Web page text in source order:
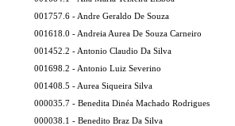
001757.6 - Andre Geraldo De Souza
001618.0 - Andreia Aurea De Souza Carneiro
001452.2 - Antonio Claudio Da Silva
001698.2 - Antonio Luiz Severino
001408.5 - Aurea Siqueira Silva
000035.7 - Benedita Dinéa Machado Rodrigues
000038.1 - Benedito Braz Da Silva